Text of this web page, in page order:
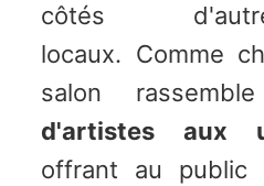
côtés
locaux. Comme
salon
d'artistes aux
offrant au public